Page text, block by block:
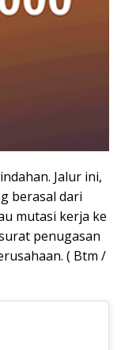
Jalur ini,
berasal dari
mutasi kerja ke
penugasan
( Btm /